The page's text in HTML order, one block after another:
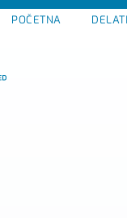
POČETNA